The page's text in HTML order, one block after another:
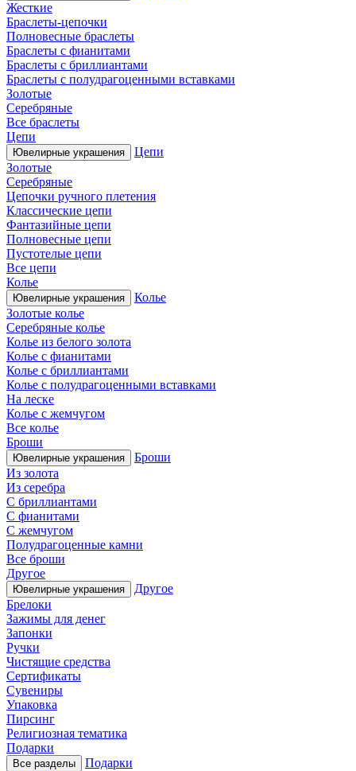
Жесткие
Браслеты-цепочки
Полновесные браслеты
Браслеты с фианитами
Браслеты с бриллиантами
Браслеты с полудрагоценными вставками
Золотые
Серебряные
Все браслеты
Цепи
Ювелирные украшения
Цепи
Золотые
Серебряные
Цепочки ручного плетения
Классические цепи
Фантазийные цепи
Полновесные цепи
Пустотелые цепи
Все цепи
Колье
Ювелирные украшения
Колье
Золотые колье
Серебряные колье
Колье из белого золота
Колье с фианитами
Колье с бриллиантами
Колье с полудрагоценными вставками
На леске
Колье с жемчугом
Все колье
Броши
Ювелирные украшения
Броши
Из золота
Из серебра
С бриллиантами
С фианитами
С жемчугом
Полудрагоценные камни
Все броши
Другое
Ювелирные украшения
Другое
Брелоки
Зажимы для денег
Запонки
Ручки
Чистящие средства
Сертификаты
Сувениры
Упаковка
Пирсинг
Религиозная тематика
Подарки
Все разделы
Подарки